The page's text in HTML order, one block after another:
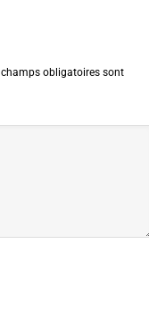
champs obligatoires sont